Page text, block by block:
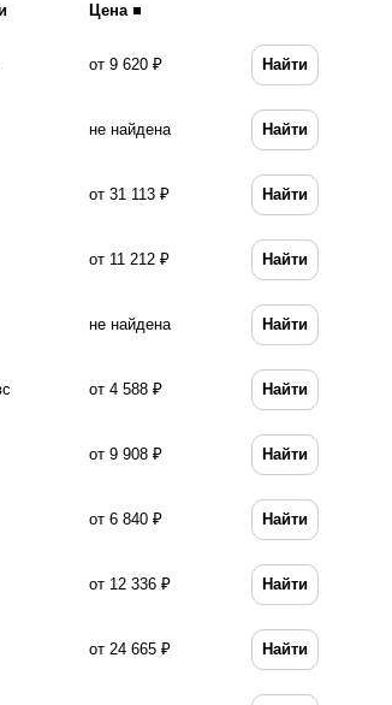
Цена
от 9 620 ₽ Найти
не найдена Найти
от 31 113 ₽ Найти
от 11 212 ₽ Найти
не найдена Найти
от 4 588 ₽ Найти
от 9 908 ₽ Найти
от 6 840 ₽ Найти
от 12 336 ₽ Найти
от 24 665 ₽ Найти